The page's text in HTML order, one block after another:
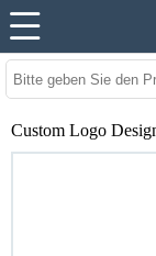
Custom Logo